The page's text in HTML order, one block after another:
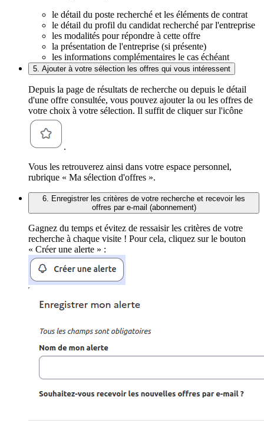
le détail du poste recherché et les éléments de contrat
le détail du profil du candidat recherché par l'entreprise
les modalités pour répondre à cette offre
la présentation de l'entreprise (si présente)
les informations complémentaires le cas échéant
5. Ajouter à votre sélection les offres qui vous intéressent
Depuis la page de résultats de recherche ou depuis le détail
d'une offre consultée, vous pouvez ajouter la ou les offres de
votre choix à votre sélection. Il suffit de cliquer sur l'icône
.
Vous les retrouverez ainsi dans votre espace personnel,
rubrique « Ma sélection d'offres ».
6. Enregistrer les critères de votre recherche et recevoir les
offres par e-mail (abonnement)
Gagnez du temps et évitez de ressaisir les critères de votre
recherche à chaque visite ! Pour cela, cliquez sur le bouton
« Créer une alerte » :